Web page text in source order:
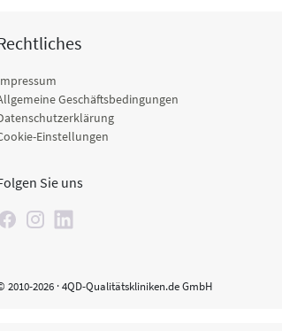
Geschäftsbedingungen
Einstellungen
Sie uns
2010-2026 · 4QD-Qualitätskliniken.de GmbH